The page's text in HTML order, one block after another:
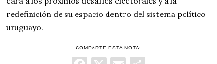
redefinición de su espacio dentro del sistema político
uruguayo.
COMPARTE ESTA NOTA: